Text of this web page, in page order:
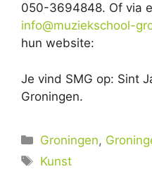
050-3694848. Of via
info@muziekschool-
hun website:
Je vind SMG op: Sint
Groningen.
Categorieën
Groningen,
Tags
Kunst